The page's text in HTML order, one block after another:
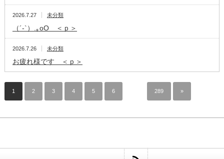
2026.7.27 未分類
（´-`）.｡oO ＜ｐ＞
2026.7.26 未分類
お疲れ様です ＜ｐ＞
1 2 3 4 5 6 289 »